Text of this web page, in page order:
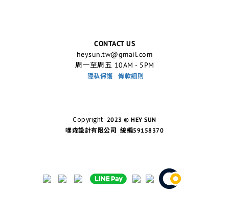
CONTACT US
heysun.tw@gmail.com
周一至周五 10AM - 5PM
隱私保護 條款細則
Copyright 2023 © HEY SUN
嘿森設計有限公司 統編59158370